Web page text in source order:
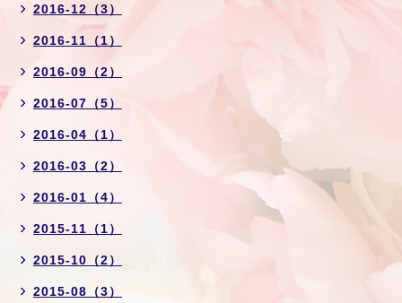
2016-12（3）
2016-11（1）
2016-09（2）
2016-07（5）
2016-04（1）
2016-03（2）
2016-01（4）
2015-11（1）
2015-10（2）
2015-08（3）